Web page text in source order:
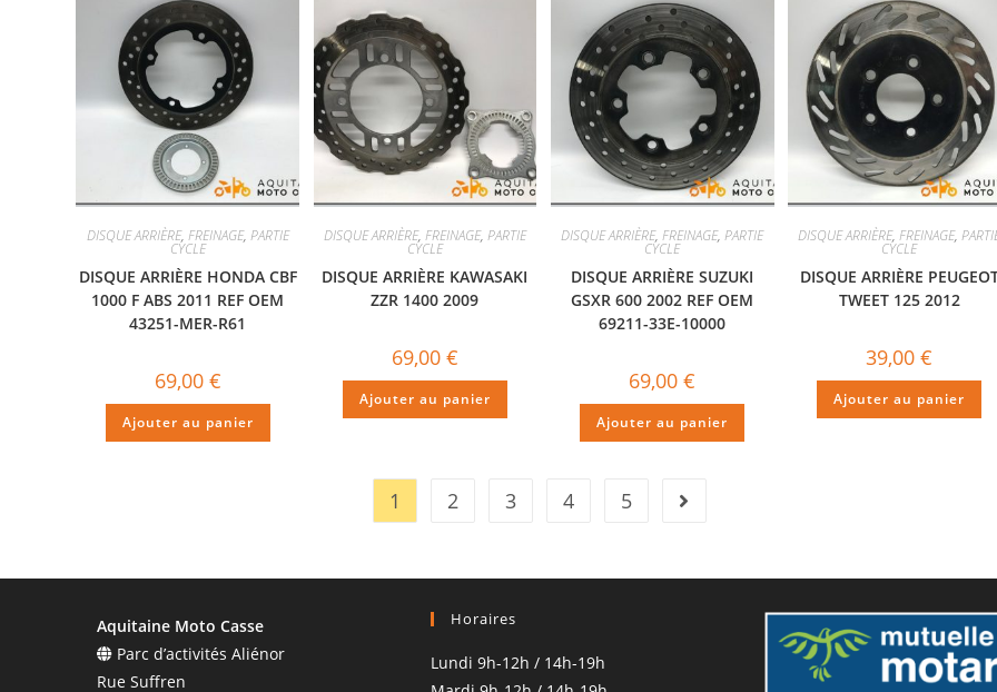
DISQUE ARRIÈRE, FREINAGE, PARTIE
CYCLE
DISQUE ARRIÈRE HONDA CBF
1000 F ABS 2011 REF OEM
43251-MER-R61
69,00 €
Ajouter au panier
DISQUE ARRIÈRE, FREINAGE, PARTIE
CYCLE
DISQUE ARRIÈRE KAWASAKI
ZZR 1400 2009
69,00 €
Ajouter au panier
DISQUE ARRIÈRE,FREINAGE,PARTIE
CYCLE
DISQUE ARRIÈRE SUZUKI
GSXR 600 2002 REF OEM
69211-33E-10000
69,00€
Ajouter au panier
DISQUE ARRIÈRE,FREINAGE,
CYCLE
DISQUE ARRIÈRE
TWEET 125 2012
39,00€
Ajouter au panier
1 2 3 4 5
Aquitaine Moto Casse
Parc d’activités Aliénor
Rue Suffren
Horaires
Lundi 9h-12h / 14h-19h